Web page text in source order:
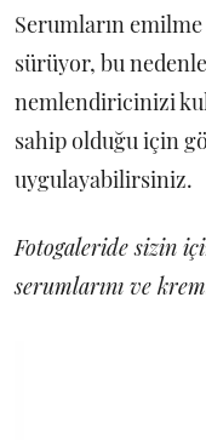
Serumların
sürüyor, bu
nemlendiricinizi
sahip olduğu için
uygulayabilirsiniz.
Fotogaleride sizin
serumlarını ve